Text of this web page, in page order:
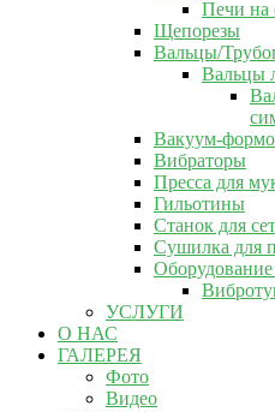
Печи на
Щепорезы
Вальцы/
Вальцы
Вакуум-
Вибраторы
Пресса для
Гильотины
Станок для
Сушилка для
УСЛУГИ
О НАС
ГАЛЕРЕЯ
Фото
Видео